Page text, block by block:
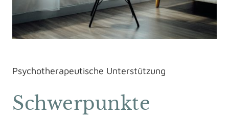
Psychotherapeutische Unterstützung
Schwerpunkte